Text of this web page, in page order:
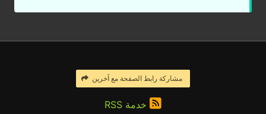
مشاركة رابط الصفحة مع آخرين
خدمة RSS